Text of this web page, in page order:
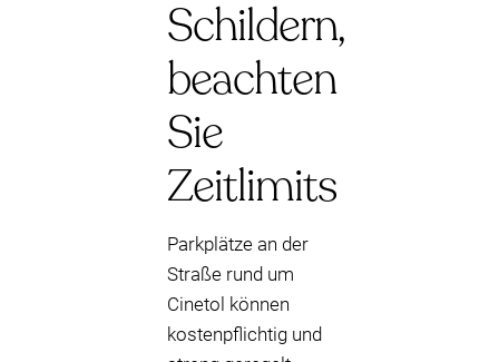
Schildern,
beachten
Sie
Zeitlimits
Parkplätze an der
Straße rund um
Cinetol können
kostenpflichtig und